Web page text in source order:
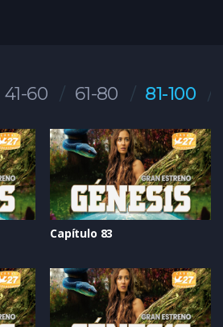
41-60 61-80 81-100
Capítulo 83